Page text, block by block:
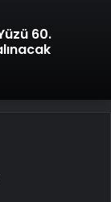
60.